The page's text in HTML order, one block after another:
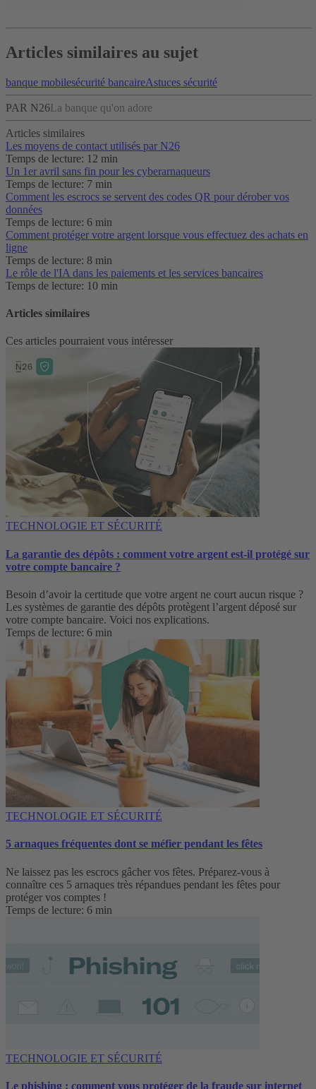
Articles similaires au sujet
banque mobilesécurité bancaireAstuces sécurité
PAR N26La banque qu'on adore
Articles similaires
Les moyens de contact utilisés par N26
Temps de lecture: 12 min
Un 1er avril sans fin pour les cyberarnaqueurs
Temps de lecture: 7 min
Comment les escrocs se servent des codes QR pour dérober vos
données
Temps de lecture: 6 min
Comment protéger votre argent lorsque vous effectuez des achats en
ligne
Temps de lecture: 8 min
Le rôle de l'IA dans les paiements et les services bancaires
Temps de lecture: 10 min
Articles similaires
Ces articles pourraient vous intéresser
TECHNOLOGIE ET SÉCURITÉ
La garantie des dépôts : comment votre argent est-il protégé sur
votre compte bancaire ?
Besoin d’avoir la certitude que votre argent ne court aucun risque ?
Les systèmes de garantie des dépôts protègent l’argent déposé sur
votre compte bancaire. Voici nos explications.
Temps de lecture: 6 min
TECHNOLOGIE ET SÉCURITÉ
5 arnaques fréquentes dont se méfier pendant les fêtes
Ne laissez pas les escrocs gâcher vos fêtes. Préparez-vous à
connaître ces 5 arnaques très répandues pendant les fêtes pour
protéger vos comptes !
Temps de lecture: 6 min
TECHNOLOGIE ET SÉCURITÉ
Le phishing : comment vous protéger de la fraude sur internet